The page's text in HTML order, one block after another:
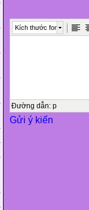
f
g
l
m
Kích thước font
Đường dẫn: p
Gửi ý kiến